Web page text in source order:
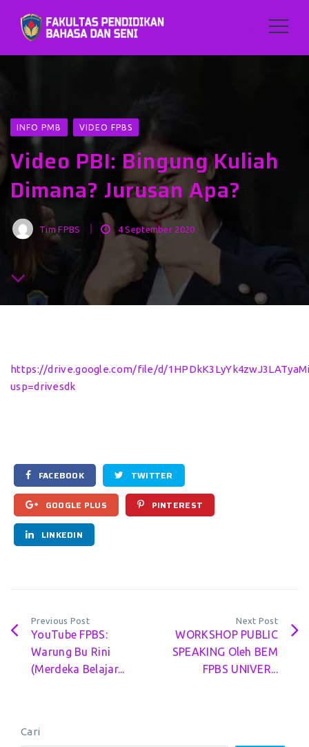
INFO PMB VIDEO FPBS
Video PBI: Bingung Kuliah
Dimana? Jurusan Apa?
Tim FPBS 4 September 2020
https://drive.google.com/file/d/
usp=drivesdk
FACEBOOK TWITTER
GOOGLE PLUS PINTEREST
LINKEDIN
Previous Post
YouTube FPBS:
Warung Bu Rini
(Merdeka Belajar...
Next Post
WORKSHOP PUBLIC
SPEAKING Oleh BEM
FPBS UNIVER...
Cari